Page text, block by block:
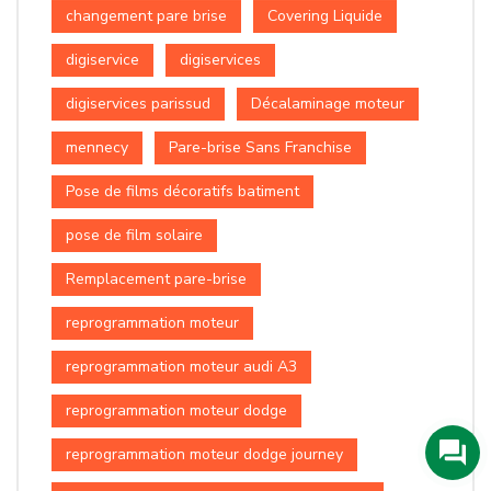
changement pare brise Covering Liquide
digiservice digiservices
digiservices parissud Décalaminage moteur
mennecy Pare-brise Sans Franchise
Pose de films décoratifs batiment
pose de film solaire
Remplacement pare-brise
reprogrammation moteur
reprogrammation moteur audi A3
reprogrammation moteur dodge
reprogrammation moteur dodge journey